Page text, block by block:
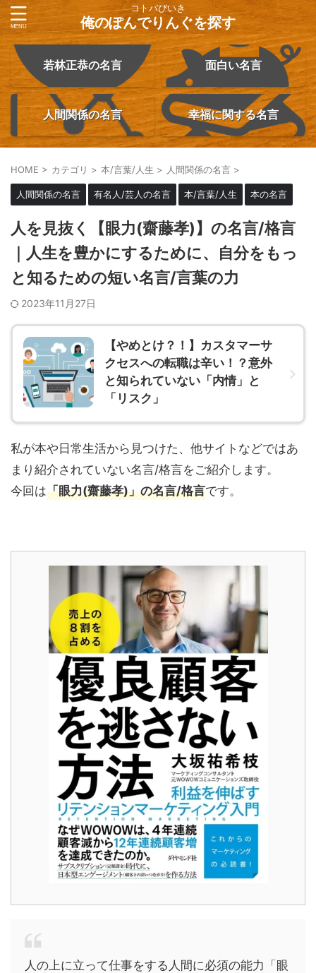
コトバびいき
俺のぽんでりんぐを探す
若林正恭の名言 面白い名言
人間関係の名言 幸福に関する名言
HOME > カテゴリ > 本/言葉/人生 > 人間関係の名言 >
人間関係の名言 有名人/芸人の名言 本/言葉/人生 本の名言
人を見抜く【眼力(齋藤孝)】の名言/格言
｜人生を豊かにするために、自分をもっ
と知るための短い名言/言葉の力
2023年11月27日
【やめとけ？！】カスタマーサ
クセスへの転職は辛い！？意外
と知られていない「内情」と
「リスク」
私が本や日常生活から見つけた、他サイトなどではあ
まり紹介されていない名言/格言をご紹介します。
今回は「眼力(齋藤孝)」の名言/格言です。
人の上に立って仕事をする人間に必須の能力「眼